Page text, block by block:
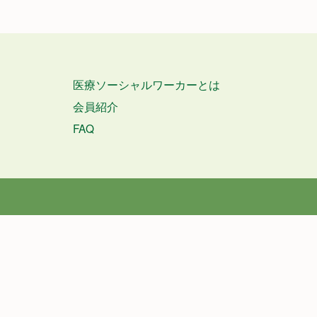
医療ソーシャルワーカーとは
会員紹介